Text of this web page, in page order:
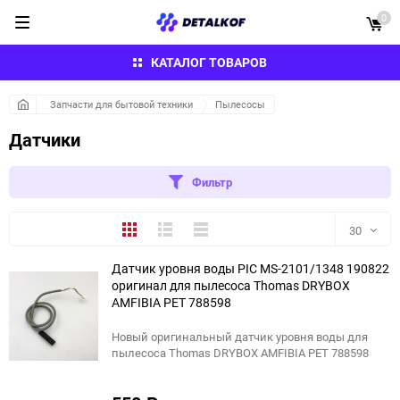
КАТАЛОГ ТОВАРОВ
0
Запчасти для бытовой техники Пылесосы
Датчики
Фильтр
ПлиткаПодробноКомпактно 30
30
90
Датчик уровня воды PIC MS-2101/1348 190822
оригинал для пылесоса Thomas DRYBOX
AMFIBIA PET 788598
Новый оригинальный датчик уровня воды для
пылесоса Thomas DRYBOX AMFIBIA PET 788598